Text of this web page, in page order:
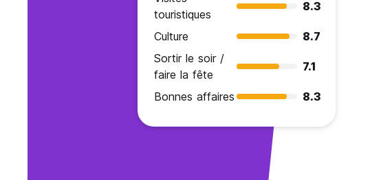
touristiques
8.3
Culture
8.7
Sortir le soir /
faire la fête
7.1
Bonnes affaires 8.3